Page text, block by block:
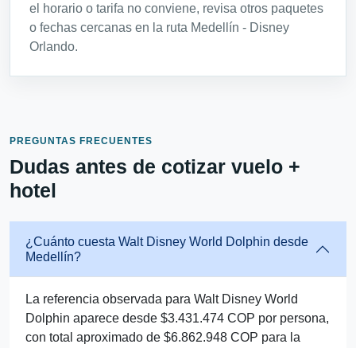
el horario o tarifa no conviene, revisa otros paquetes
o fechas cercanas en la ruta Medellín - Disney
Orlando.
PREGUNTAS FRECUENTES
Dudas antes de cotizar vuelo +
hotel
¿Cuánto cuesta Walt Disney World Dolphin desde
Medellín?
La referencia observada para Walt Disney World
Dolphin aparece desde $3.431.474 COP por persona,
con total aproximado de $6.862.948 COP para la